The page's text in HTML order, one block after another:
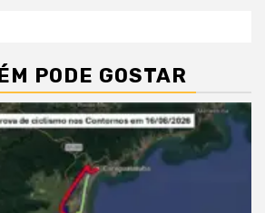
PODE GOSTAR